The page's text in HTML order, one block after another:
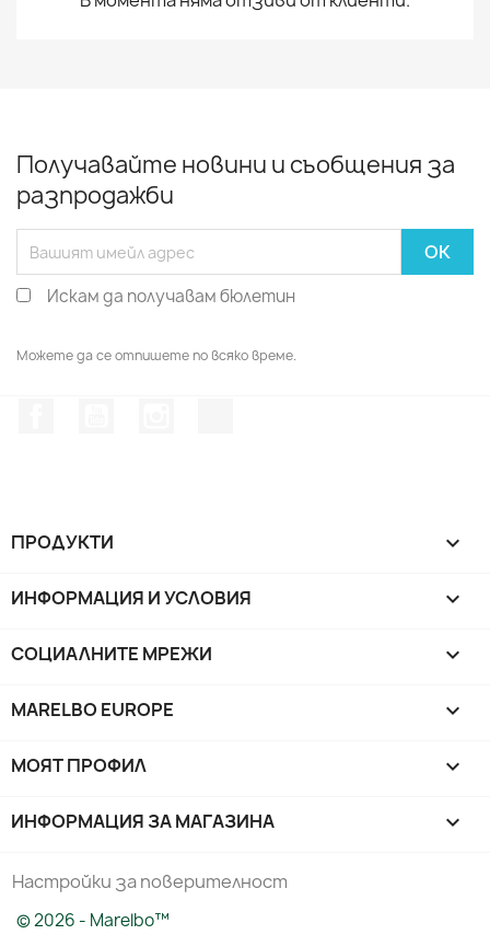
Получавайте новини и съобщения за
разпродажби
Искам да получавам бюлетин
Можете да се отпишете по всяко време.
ПРОДУКТИ 
ИНФОРМАЦИЯ И УСЛОВИЯ 
СОЦИАЛНИТЕ МРЕЖИ 
MARELBO EUROPE 
МОЯТ ПРОФИЛ 
ИНФОРМАЦИЯ ЗА МАГАЗИНА keyboard_arrow_down
Настройки за поверителност
© 2026 - Marelbo™